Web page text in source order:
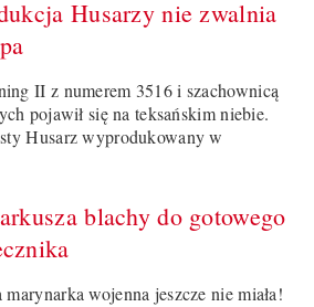
Husarzy nie zwalnia
II z numerem 3516 i szachownicą
pojawił się na teksańskim niebie.
Husarz wyprodukowany w
blachy do gotowego
wojenna jeszcze nie miała!